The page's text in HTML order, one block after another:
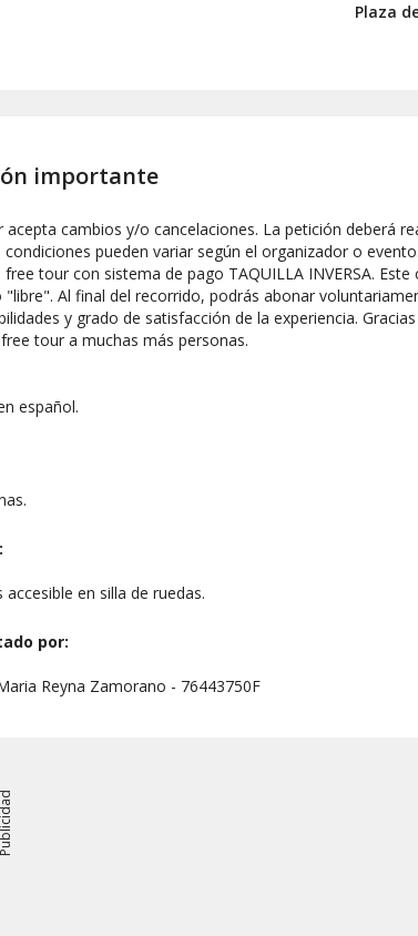
Plaza
importante
acepta cambios y/o cancelaciones. La petición deberá
condiciones pueden variar según el organizador o evento.
free tour con sistema de pago TAQUILLA INVERSA.
Al final del recorrido, podrás abonar
y grado de satisfacción de la experiencia.
tour a muchas más personas.
español.
accesible en silla de ruedas.
por:
Reyna Zamorano - 76443750F
Publicidad